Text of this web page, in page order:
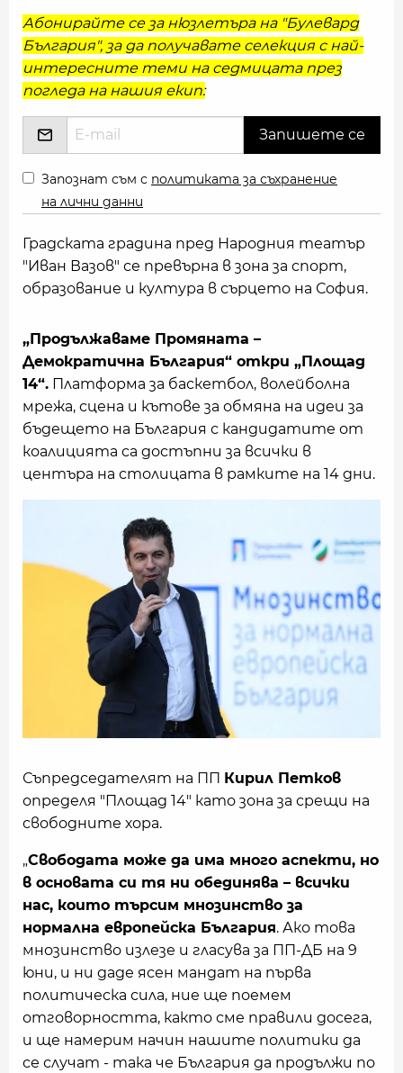
Абонирайте се за нюзлетъра на "Булевард
България", за да получавате селекция с най-
интересните теми на седмицата през
погледа на нашия екип:
Запознат съм с политиката за съхранение
на лични данни
Градската градина пред Народния театър
"Иван Вазов" се превърна в зона за спорт,
образование и култура в сърцето на София.
„Продължаваме Промяната –
Демократична България“ откри „Площад
14“. Платформа за баскетбол, волейболна
мрежа, сцена и кътове за обмяна на идеи за
бъдещето на България с кандидатите от
коалицията са достъпни за всички в
центъра на столицата в рамките на 14 дни.
Съпредседателят на ПП Кирил Петков
определя "Площад 14" като зона за срещи на
свободните хора.
„Свободата може да има много аспекти, но
в основата си тя ни обединява – всички
нас, които търсим мнозинство за
нормална европейска България. Ако това
мнозинство излезе и гласува за ПП-ДБ на 9
юни, и ни даде ясен мандат на първа
политическа сила, ние ще поемем
отговорността, както сме правили досега,
и ще намерим начин нашите политики да
се случат - така че България да продължи по